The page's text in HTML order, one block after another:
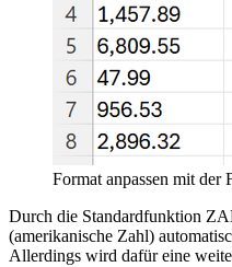
Format anpassen mit
Durch die Standardfunktion
(amerikanische Zahl)
Allerdings wird dafür eine